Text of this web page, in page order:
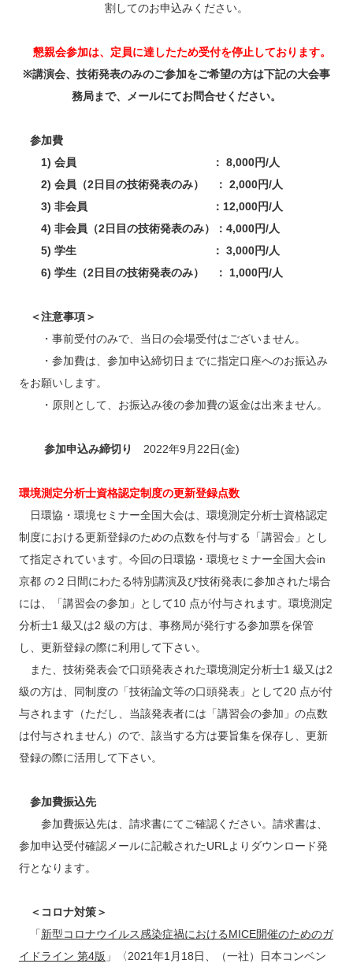
割してのお申込みください。
懇親会参加は、定員に達したため受付を停止しております。
※講演会、技術発表のみのご参加をご希望の方は下記の大会事
務局まで、メールにてお問合せください。
参加費
1) 会員 ： 8,000円/人
2) 会員（2日目の技術発表のみ） ： 2,000円/人
3) 非会員 ：12,000円/人
4) 非会員（2日目の技術発表のみ）：4,000円/人
5) 学生 ： 3,000円/人
6) 学生（2日目の技術発表のみ） ： 1,000円/人
＜注意事項＞
・事前受付のみで、当日の会場受付はございません。
・参加費は、参加申込締切日までに指定口座へのお振込み
をお願いします。
・原則として、お振込み後の参加費の返金は出来ません。
参加申込み締切り 2022年9月22日(金)
環境測定分析士資格認定制度の更新登録点数
日環協・環境セミナー全国大会は、環境測定分析士資格認定
制度における更新登録のための点数を付与する「講習会」とし
て指定されています。今回の日環協・環境セミナー全国大会in
京都 の２日間にわたる特別講演及び技術発表に参加された場合
には、「講習会の参加」として10 点が付与されます。環境測定
分析士1 級又は2 級の方は、事務局が発行する参加票を保管
し、更新登録の際に利用して下さい。
また、技術発表会で口頭発表された環境測定分析士1 級又は2
級の方は、同制度の「技術論文等の口頭発表」として20 点が付
与されます（ただし、当該発表者には「講習会の参加」の点数
は付与されません）ので、該当する方は要旨集を保存し、更新
登録の際に活用して下さい。
参加費振込先
参加費振込先は、請求書にてご確認ください。請求書は、
参加申込受付確認メールに記載されたURLよりダウンロード発
行となります。
＜コロナ対策＞
「新型コロナウイルス感染症禍におけるMICE開催のためのガ
イドライン 第4版 」〈2021年1月18日、（一社）日本コンベン